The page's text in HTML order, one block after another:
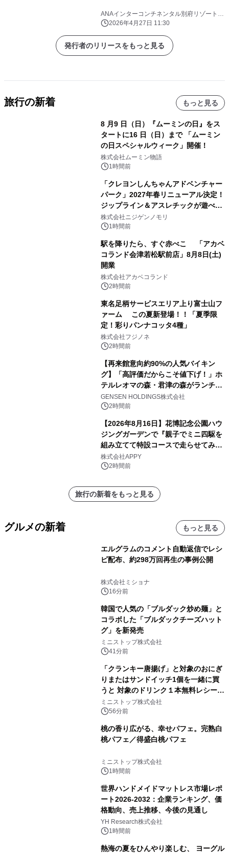
ANAインターコンチネンタル別府リゾート＆
スパ2026年4月27日 11:30
発行者のリリースをもっと見る
旅行の新着 もっと見る
8 月9 日（日）『ムーミンの日』をス
タートに16 日（日）まで 「ムーミン
の日スペシャルウィーク」開催！
株式会社ムーミン物語
1時間前
「クレヨンしんちゃんアドベンチャー
パーク」2027年春リニューアル決定！
ジップライン＆アスレチックが遊べる
のは今年が最後！ 「ラスト！ドキがム
ネムネ～大作戦！」始動
株式会社ニジゲンノモリ
1時間前
駅を降りたら、すぐ赤べこ 「アカベ
コランド会津若松駅前店」8月8日(土)
開業
株式会社アカベコランド
2時間前
東名足柄サービスエリア上り富士山フ
ァーム この夏新登場！！「夏季限
定！彩りパンナコッタ4種」
株式会社フジノネ
2時間前
【再来館意向約90%の人気バイキン
グ】「高評価だからこそ値下げ！」ホ
テルレオマの森・君津の森がランチバ
イキングの価格改定&繁忙日料金撤廃
を実施
GENSEN HOLDINGS株式会社
2時間前
【2026年8月16日】花博記念公園ハウ
ジングガーデンで『親子でミニ四駆を
組み立てて特設コースで走らせてみよ
う！』を開催
株式会社APPY
2時間前
旅行の新着をもっと見る
グルメの新着 もっと見る
エルグラムのコメント自動返信でレシ
ピ配布、約298万回再生の事例公開
株式会社ミショナ
16分前
韓国で人気の「ブルダック炒め麺」と
コラボした「ブルダックチーズハット
グ」を新発売
ミニストップ株式会社
41分前
「クランキー唐揚げ」と対象のおにぎ
りまたはサンドイッチ1個を一緒に買
うと 対象のドリンク１本無料レシート
クーポンもらえる！※1
ミニストップ株式会社
56分前
桃の香り広がる、幸せパフェ。完熟白
桃パフェ／得盛白桃パフェ
ミニストップ株式会社
1時間前
世界ハンドメイドマットレス市場レポ
ート2026-2032：企業ランキング、価
格動向、売上推移、今後の見通し
YH Research株式会社
1時間前
熱海の夏をひんやり楽しむ、 ヨーグル